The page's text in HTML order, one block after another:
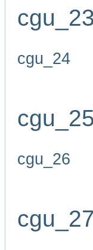
cgu_23
cgu_24
cgu_25
cgu_26
cgu_27